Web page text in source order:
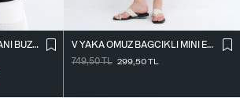
BOYUNDAN GEÇMELI YANI BÜZGÜLÜ BLUZ A390
V YAKA OMUZ BAĞCIKLI MINI ELBISE E3394
749,50TL 299,50TL